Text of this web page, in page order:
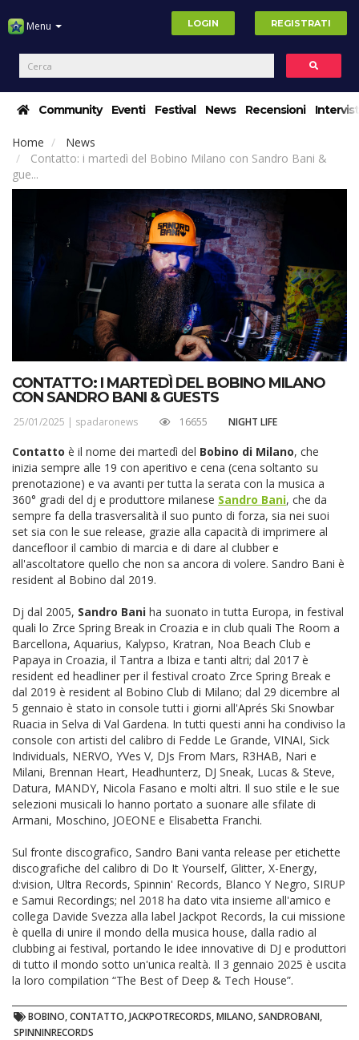
Menu LOGIN REGISTRATI
Community Eventi Festival News Recensioni
Home
News
Contatto: i martedì del Bobino Milano con Sandro Bani &
gue...
CONTATTO: I MARTEDÌ DEL BOBINO MILANO
CON SANDRO BANI & GUESTS
25/01/2025 | spadaronews 16655 NIGHT LIFE
Contatto è il nome dei martedì del Bobino di Milano, che
inizia sempre alle 19 con aperitivo e cena (cena soltanto su
prenotazione) e va avanti per tutta la serata con la musica a
360° gradi del dj e produttore milanese Sandro Bani, che da
sempre fa della trasversalità il suo punto di forza, sia nei suoi
set sia con le sue release, grazie alla capacità di imprimere al
dancefloor il cambio di marcia e di dare al clubber e
all'ascoltatore quello che non sa ancora di volere. Sandro Bani è
resident al Bobino dal 2019.
Dj dal 2005, Sandro Bani ha suonato in tutta Europa, in festival
quali lo Zrce Spring Break in Croazia e in club quali The Room a
Barcellona, Aquarius, Kalypso, Kratran, Noa Beach Club e
Papaya in Croazia, il Tantra a Ibiza e tanti altri; dal 2017 è
resident ed headliner per il festival croato Zrce Spring Break e
dal 2019 è resident al Bobino Club di Milano; dal 29 dicembre al
5 gennaio è stato in console tutti i giorni all'Aprés Ski Snowbar
Ruacia in Selva di Val Gardena. In tutti questi anni ha condiviso la
console con artisti del calibro di Fedde Le Grande, VINAI, Sick
Individuals, NERVO, YVes V, DJs From Mars, R3HAB, Nari e
Milani, Brennan Heart, Headhunterz, DJ Sneak, Lucas & Steve,
Datura, MANDY, Nicola Fasano e molti altri. Il suo stile e le sue
selezioni musicali lo hanno portato a suonare alle sfilate di
Armani, Moschino, JOEONE e Elisabetta Franchi.
Sul fronte discografico, Sandro Bani vanta release per etichette
discografiche del calibro di Do It Yourself, Glitter, X-Energy,
d:vision, Ultra Records, Spinnin' Records, Blanco Y Negro, SIRUP
e Samui Recordings; nel 2018 ha dato vita insieme all'amico e
collega Davide Svezza alla label Jackpot Records, la cui missione
è quella di unire il mondo della musica house, dalla radio al
clubbing ai festival, portando le idee innovative di DJ e produttori
di tutto il mondo sotto un'unica realtà. Il 3 gennaio 2025 è uscita
la loro compilation “The Best of Deep & Tech House”.
BOBINO, CONTATTO, JACKPOTRECORDS, MILANO, SANDROBANI,
SPINNINRECORDS